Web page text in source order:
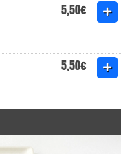
5,50€
5,50€